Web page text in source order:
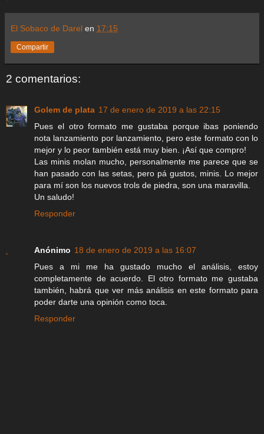
El Sobaco de Darel en 17:15
Compartir
2 comentarios:
Golem de plata 17 de enero de 2019 a las 22:15
Pues el otro formato me gustaba porque ibas poniendo
nota lanzamiento por lanzamiento, pero este formato con lo
mejor y lo peor también está muy bien. ¡Así que compro!
Las minis molan mucho, personalmente me parece que se
han pasado con las setas, pero pá gustos, minis. Lo mejor
para mí son los nuevos trols de piedra, son una maravilla.
Un saludo!
Responder
Anónimo 18 de enero de 2019 a las 16:07
Pues a mi me ha gustado mucho el análisis, estoy
completamente de acuerdo. El otro formato me gustaba
también, habrá que ver más análisis en este formato para
poder darte una opinión como toca.
Responder